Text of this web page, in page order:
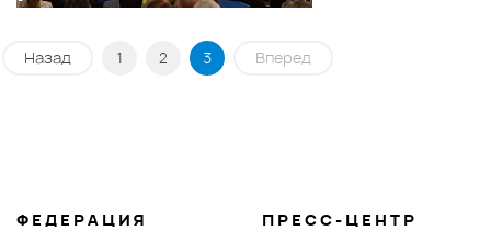
Назад 1 2 3 Вперед
ФЕДЕРАЦИЯ ПРЕСС-ЦЕНТР